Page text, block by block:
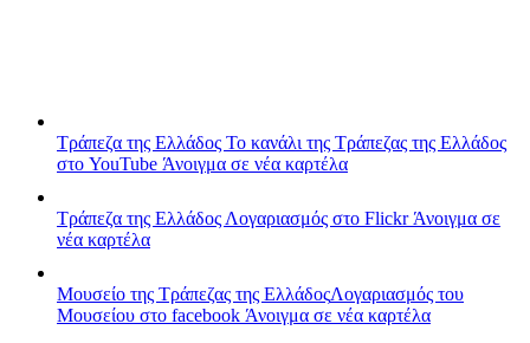
Τράπεζα της Ελλάδος Το κανάλι της Τράπεζας της Ελλάδος
στο YouTube Άνοιγμα σε νέα καρτέλα
Τράπεζα της Ελλάδος Λογαριασμός στο FlickrΆνοιγμα σε
νέα καρτέλα
Μουσείο της Τράπεζας της ΕλλάδοςΛογαριασμός του
Μουσείου στο facebook Άνοιγμα σε νέα καρτέλα